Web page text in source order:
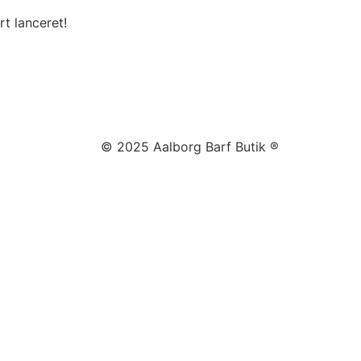
lanceret!
© 2025 Aalborg Barf Butik ®